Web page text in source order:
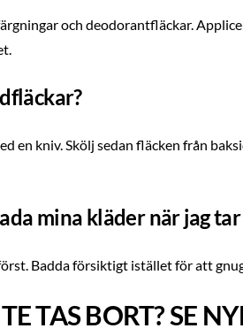
och deodorantfläckar.
en kniv. Skölj sedan fläcken från
mina kläder när jag
Badda försiktigt istället för att
TAS BORT? SE